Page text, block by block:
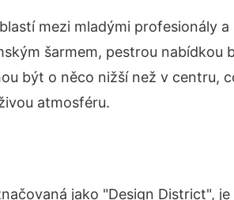
mezi mladými profesionály
šarmem, pestrou nabídkou
být o něco nižší než v centru,
atmosféru.
jako "Design District",